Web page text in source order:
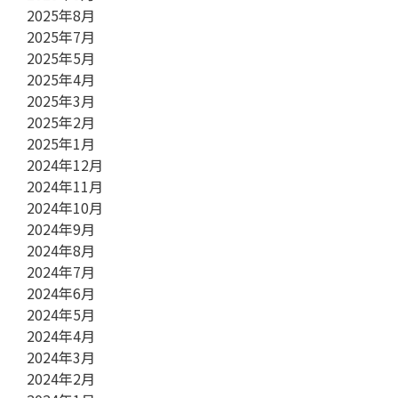
2025年8月
2025年7月
2025年5月
2025年4月
2025年3月
2025年2月
2025年1月
2024年12月
2024年11月
2024年10月
2024年9月
2024年8月
2024年7月
2024年6月
2024年5月
2024年4月
2024年3月
2024年2月